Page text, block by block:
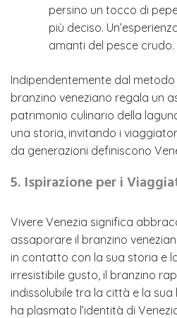
persino un tocco di
più deciso.
amanti del pesce crudo.
Indipendentemente dal
branzino veneziano regala un
patrimonio culinario della
una storia, invitando i
da generazioni definiscono
5. Ispirazione per i
Vivere Venezia significa
assaporare il branzino
in contatto con la sua storia e
irresistibile gusto, il branzino
indissolubile tra la città e la
ha plasmato l’identità di